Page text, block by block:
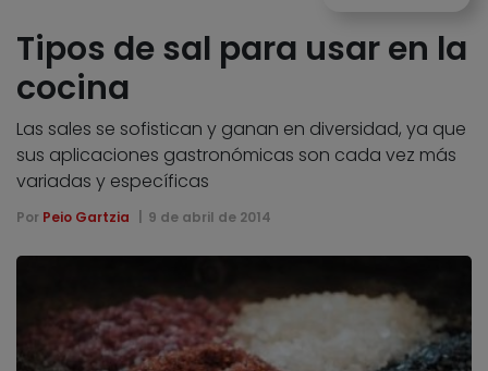
Tipos de sal para usar en la
cocina
Las sales se sofistican y ganan en diversidad, ya que
sus aplicaciones gastronómicas son cada vez más
variadas y específicas
Por Peio Gartzia 9 de abril de 2014